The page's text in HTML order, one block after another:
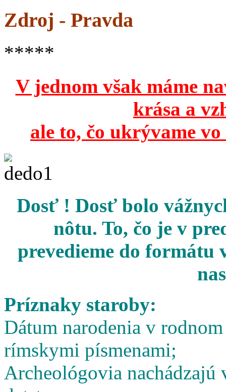
Zdroj - Pravda
*****
V jednom však máme
krása a
ale to, čo ukrývame
Dosť ! Dosť bolo
nôtu. To, čo je v
prevedieme do formátu
Príznaky staroby:
Dátum narodenia v
rímskymi písmenami;
Archeológovia nachádzajú